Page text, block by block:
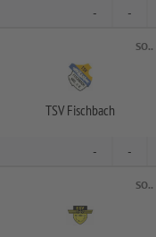
- -
SO..
TSV Fischbach
- -
SO..